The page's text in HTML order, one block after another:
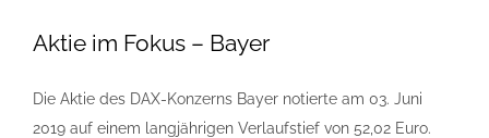
Aktie im Fokus – Bayer
Die Aktie des DAX-Konzerns Bayer notierte am 03. Juni
2019 auf einem langjährigen Verlaufstief von 52,02 Euro.